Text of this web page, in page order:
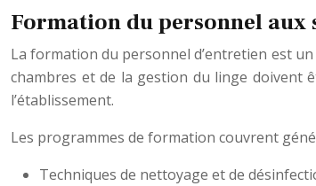
Formation du personnel
La formation du personnel d’entretien est
chambres et de la gestion du linge doivent
l’établissement.
Les programmes de formation couvrent
Techniques de nettoyage et de